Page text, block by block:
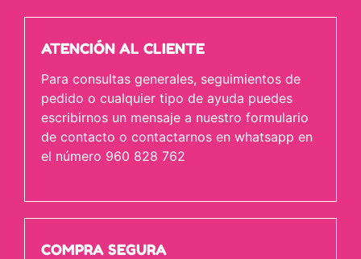
ATENCIÓN AL CLIENTE
Para consultas generales, seguimientos de
pedido o cualquier tipo de ayuda puedes
escribirnos un mensaje a nuestro formulario
de contacto o contactarnos en whatsapp en
el número 960 828 762
COMPRA SEGURA